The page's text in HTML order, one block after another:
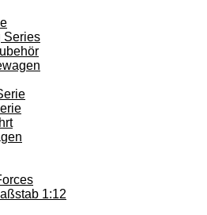
Series
1:12